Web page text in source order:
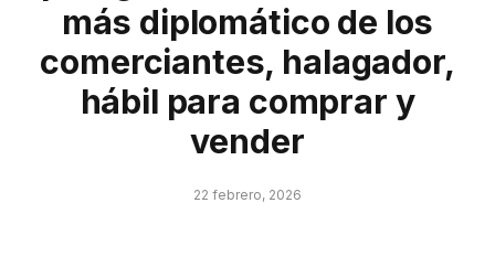
más diplomático de los
comerciantes, halagador,
hábil para comprar y
vender
22 febrero, 2026